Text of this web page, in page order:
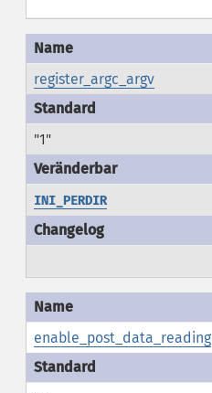
register_argc_argv
"1"
INI_PERDIR
enable_post_data_reading